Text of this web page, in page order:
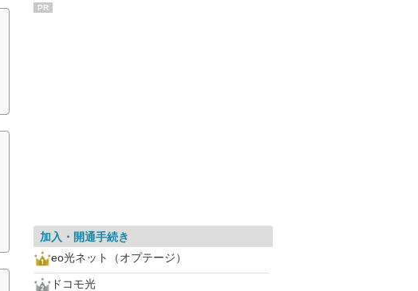
PR
加入・開通手続き
eo光ネット（オプテージ）
ドコモ光